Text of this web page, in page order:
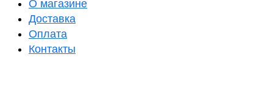
О магазине
Доставка
Оплата
Контакты